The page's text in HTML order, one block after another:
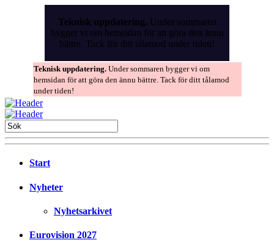
Teknisk uppdatering. Under sommaren
bygger vi om hemsidan för att göra den ännu
bättre. Tack för ditt tålamod under tiden!
Teknisk uppdatering. Under sommaren bygger vi om
hemsidan för att göra den ännu bättre. Tack för ditt tålamod
under tiden!
Start
Nyheter
Nyhetsarkivet
Eurovision 2027